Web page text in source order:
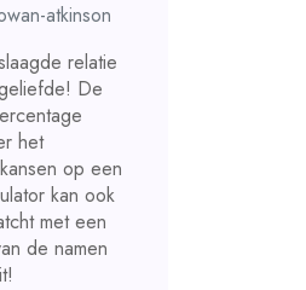
atkinson
relatie
De
het
op een
kan ook
met een
de namen